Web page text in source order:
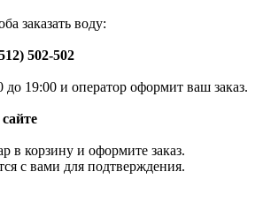
заказать воду:
502-502
19:00 и оператор оформит ваш заказ.
в корзину и оформите заказ.
с вами для подтверждения.